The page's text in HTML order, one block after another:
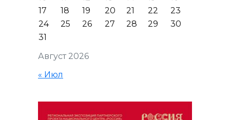
Август 2026
17
18 19 20 21 22
23
24
25 26 27 28 29
30
31
« Июл